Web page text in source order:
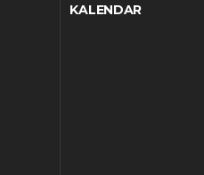
KALENDAR